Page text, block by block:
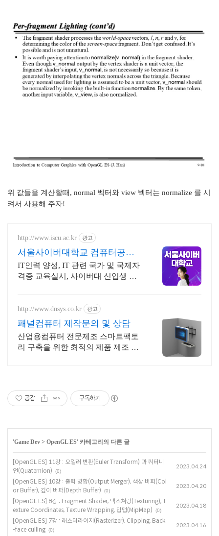
위 값들을 계산할때, normal 벡터와 view 벡터는 normalize 를 시
켜서 사용해 주자!
http://www.iscu.ac.kr 광고
서울사이버대학교 컴퓨터공학
과 2026 가을학기 신편입생
IT인력 양성, IT 관련 국가 및 국제자
격증 교육실시, 사이버대 신입생 수 1
http://www.dnsys.co.kr 광고
패널컴퓨터 제작문의 및 상담
산업용컴퓨터 전문제조 스마트팩토
리 구축을 위한 최적의 제품 제조 생
공감 구독하기
'Game Dev > OpenGL ES' 카테고리의 다른 글
[OpenGL ES] 11강 : 오일러 변환(Euler Transform) 과 쿼터니
언(Quaternion)
(0)
2023.04.24
[OpenGL ES] 10강 : 출력 병합(Output Merger), 색상 버퍼(Col
or Buffer), 깊이 버퍼(Depth Buffer)
(0)
2023.04.20
[OpenGL ES] 8강 : Fragment Shader, 텍스쳐링(Texturing), T
exture Coordinates, Texture Wrapping, 밉맵(MipMap)
(0)
2023.04.18
[OpenGL ES] 7강 : 래스터라이저(Rasterizer), Clipping, Back
-face culling (0)
2023.04.16